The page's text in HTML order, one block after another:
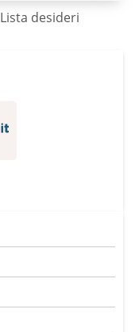
Lista desideri